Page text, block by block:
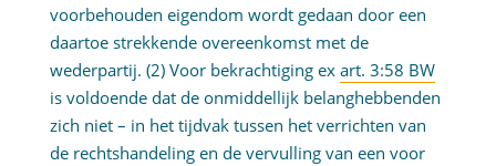
voorbehouden eigendom wordt gedaan door een
daartoe strekkende overeenkomst met de
wederpartij. (2) Voor bekrachtiging ex art. 3:58 BW
is voldoende dat de onmiddellijk belanghebbenden
zich niet – in het tijdvak tussen het verrichten van
de rechtshandeling en de vervulling van een voor